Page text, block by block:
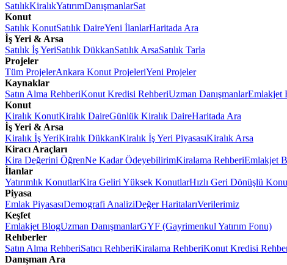
SatılıkKiralıkYatırımDanışmanlarSat
Konut
Satılık KonutSatılık DaireYeni İlanlarHaritada Ara
İş Yeri & Arsa
Satılık İş YeriSatılık DükkanSatılık ArsaSatılık Tarla
Projeler
Tüm ProjelerAnkara Konut ProjeleriYeni Projeler
Kaynaklar
Satın Alma RehberiKonut Kredisi RehberiUzman DanışmanlarEmlakjet
Konut
Kiralık KonutKiralık DaireGünlük Kiralık DaireHaritada Ara
İş Yeri & Arsa
Kiralık İş YeriKiralık DükkanKiralık İş Yeri PiyasasıKiralık Arsa
Kiracı Araçları
Kira Değerini ÖğrenNe Kadar ÖdeyebilirimKiralama RehberiEmlakjet
İlanlar
Yatırımlık KonutlarKira Geliri Yüksek KonutlarHızlı Geri Dönüşlü
Piyasa
Emlak PiyasasıDemografi AnaliziDeğer HaritalarıVerilerimiz
Keşfet
Emlakjet BlogUzman DanışmanlarGYF (Gayrimenkul Yatırım Fonu)
Rehberler
Satın Alma RehberiSatıcı RehberiKiralama RehberiKonut Kredisi
Danışman Ara